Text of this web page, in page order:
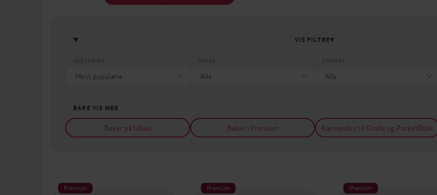
VIS FILTRE
BARE VIS MEG
Bøker på tilbud Bøker i Premium Kan sendes til Kindle og PocketBook
Premium Premium Premium